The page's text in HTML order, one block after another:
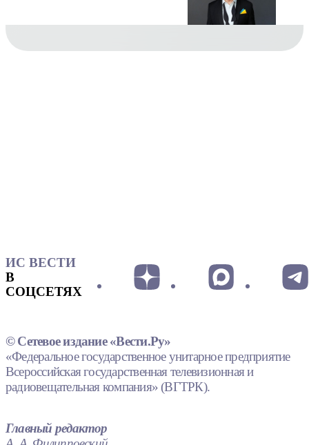
ИС ВЕСТИ
В
СОЦСЕТЯХ
© Сетевое издание «Вести.Ру»
«Федеральное государственное унитарное предприятие
Всероссийская государственная телевизионная и
радиовещательная компания» (ВГТРК).
Главный редактор